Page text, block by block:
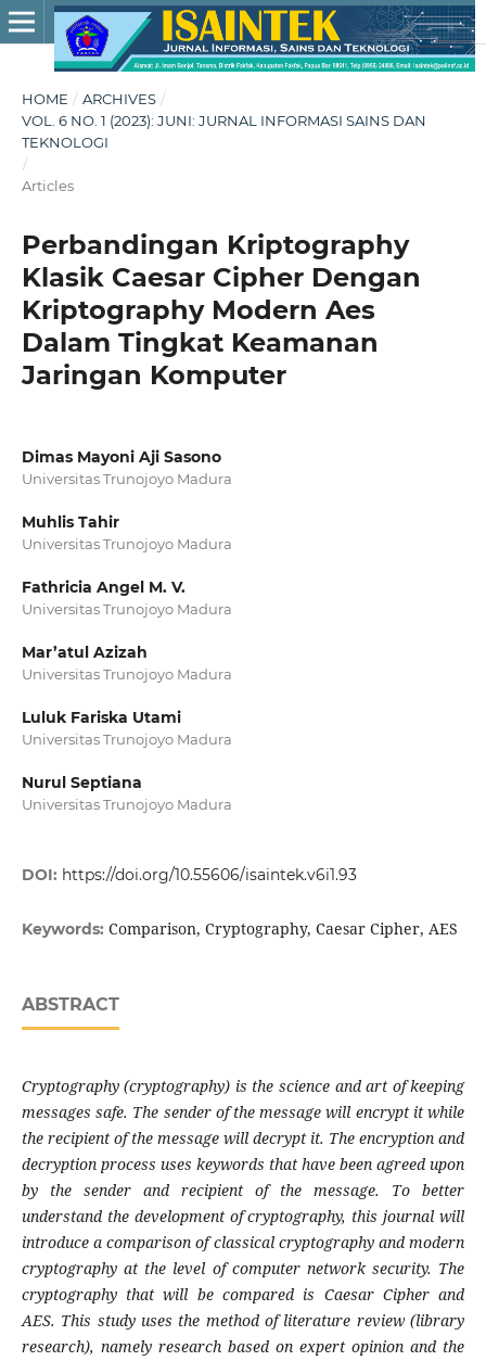
HOME / ARCHIVES /
VOL. 6 NO. 1 (2023): JUNI: JURNAL INFORMASI SAINS DAN
TEKNOLOGI
/
Articles
Perbandingan Kriptography
Klasik Caesar Cipher Dengan
Kriptography Modern Aes
Dalam Tingkat Keamanan
Jaringan Komputer
Dimas Mayoni Aji Sasono
Universitas Trunojoyo Madura
Muhlis Tahir
Universitas Trunojoyo Madura
Fathricia Angel M. V.
Universitas Trunojoyo Madura
Mar’atul Azizah
Universitas Trunojoyo Madura
Luluk Fariska Utami
Universitas Trunojoyo Madura
Nurul Septiana
Universitas Trunojoyo Madura
DOI: https://doi.org/10.55606/isaintek.v6i1.93
Keywords: Comparison, Cryptography, Caesar Cipher, AES
ABSTRACT
Cryptography (cryptography) is the science and art of keeping
messages safe. The sender of the message will encrypt it while
the recipient of the message will decrypt it. The encryption and
decryption process uses keywords that have been agreed upon
by the sender and recipient of the message. To better
understand the development of cryptography, this journal will
introduce a comparison of classical cryptography and modern
cryptography at the level of computer network security. The
cryptography that will be compared is Caesar Cipher and
AES. This study uses the method of literature review (library
research), namely research based on expert opinion and the